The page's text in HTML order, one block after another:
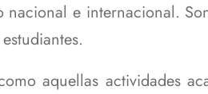
e internacional.
aquellas actividades